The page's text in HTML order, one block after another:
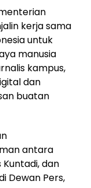
kerja sama
untuk
manusia
kampus,
dan
buatan
antara
dan
Dewan Pers,